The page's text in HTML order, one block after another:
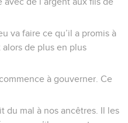
va faire ce qu’il a promis à
de plus en plus
à gouverner. Ce
du mal à nos ancêtres. Il les